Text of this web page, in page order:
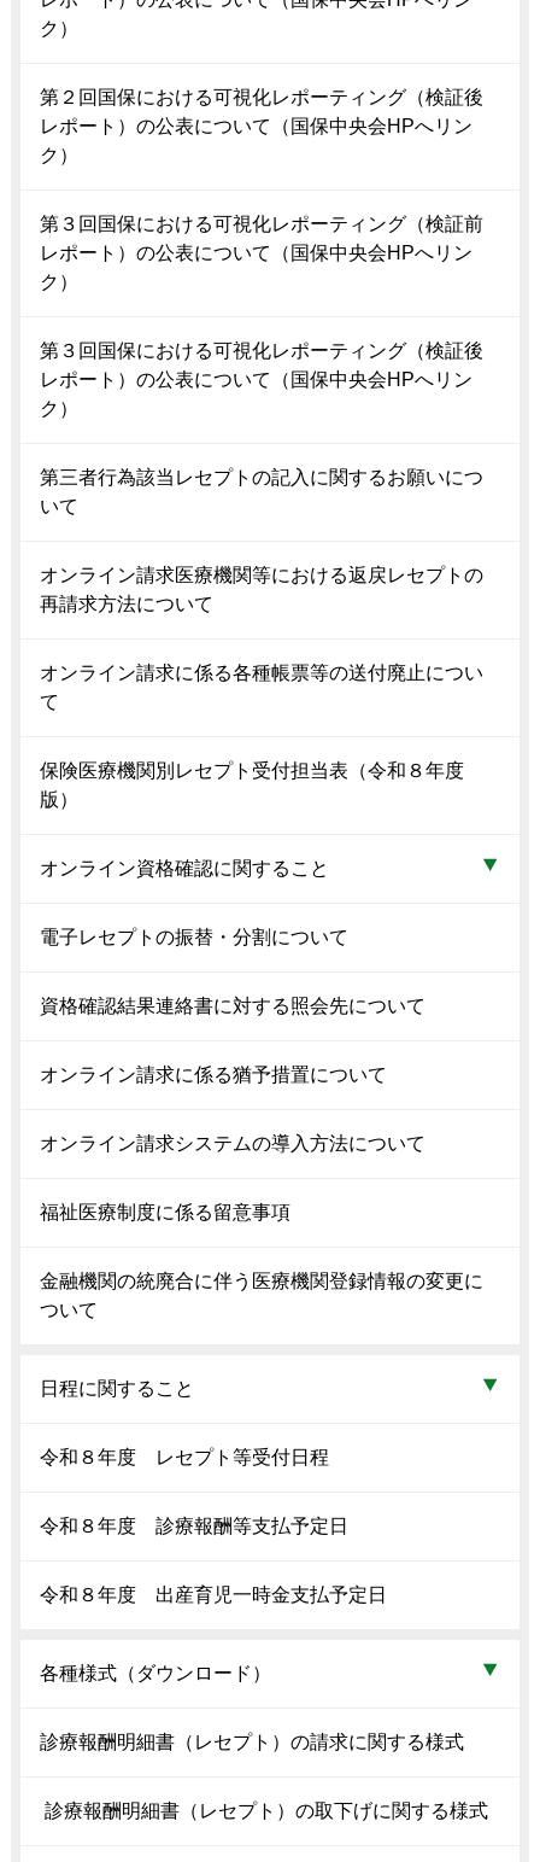
ク）
第２回国保における可視化レポーティング（検証後
レポート）の公表について（国保中央会HPへリン
ク）
第３回国保における可視化レポーティング（検証前
レポート）の公表について（国保中央会HPへリン
ク）
第３回国保における可視化レポーティング（検証後
レポート）の公表について（国保中央会HPへリン
ク）
第三者行為該当レセプトの記入に関するお願いにつ
いて
オンライン請求医療機関等における返戻レセプトの
再請求方法について
オンライン請求に係る各種帳票等の送付廃止につい
て
保険医療機関別レセプト受付担当表（令和８年度
版）
オンライン資格確認に関すること
電子レセプトの振替・分割について
資格確認結果連絡書に対する照会先について
オンライン請求に係る猶予措置について
オンライン請求システムの導入方法について
福祉医療制度に係る留意事項
金融機関の統廃合に伴う医療機関登録情報の変更に
ついて
日程に関すること
令和８年度 レセプト等受付日程
令和８年度 診療報酬等支払予定日
令和８年度 出産育児一時金支払予定日
各種様式（ダウンロード）
診療報酬明細書（レセプト）の請求に関する様式
診療報酬明細書（レセプト）の取下げに関する様式